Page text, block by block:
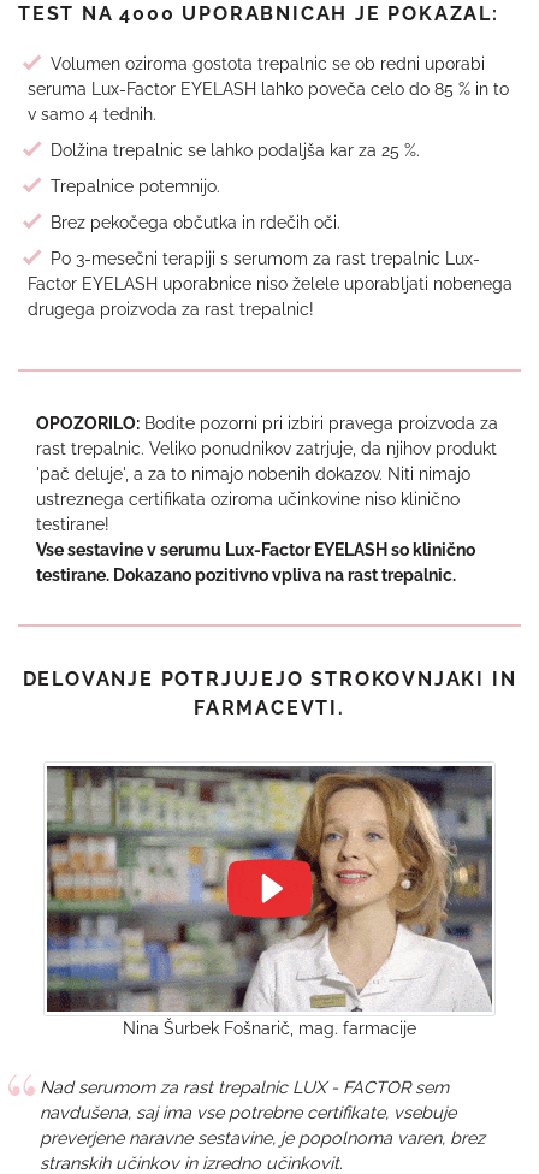
TEST NA 4000 UPORABNICAH JE POKAZAL:
Volumen oziroma gostota trepalnic se ob redni uporabi
seruma Lux-Factor EYELASH lahko poveča celo do 85 % in to
v samo 4 tednih.
Dolžina trepalnic se lahko podaljša kar za 25 %.
Trepalnice potemnijo.
Brez pekočega občutka in rdečih oči.
Po 3-mesečni terapiji s serumom za rast trepalnic Lux-
Factor EYELASH uporabnice niso želele uporabljati nobenega
drugega proizvoda za rast trepalnic!
OPOZORILO: Bodite pozorni pri izbiri pravega proizvoda za
rast trepalnic. Veliko ponudnikov zatrjuje, da njihov produkt
'pač deluje', a za to nimajo nobenih dokazov. Niti nimajo
ustreznega certifikata oziroma učinkovine niso klinično
testirane!
Vse sestavine v serumu Lux-Factor EYELASH so klinično
testirane. Dokazano pozitivno vpliva na rast trepalnic.
DELOVANJE POTRJUJEJO STROKOVNJAKI IN
FARMACEVTI.
Nina Šurbek Fošnarič, mag. farmacije
Nad serumom za rast trepalnic LUX - FACTOR sem
navdušena, saj ima vse potrebne certifikate, vsebuje
preverjene naravne sestavine, je popolnoma varen, brez
stranskih učinkov in izredno učinkovit.